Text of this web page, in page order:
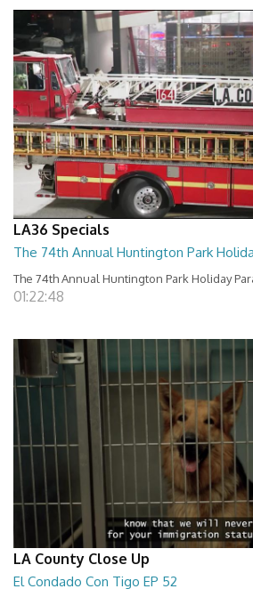
LA36 Specials
The 74th Annual Huntington Park
The 74th Annual Huntington Park Holiday
01:22:48
LA County Close Up
El Condado Con Tigo EP 52